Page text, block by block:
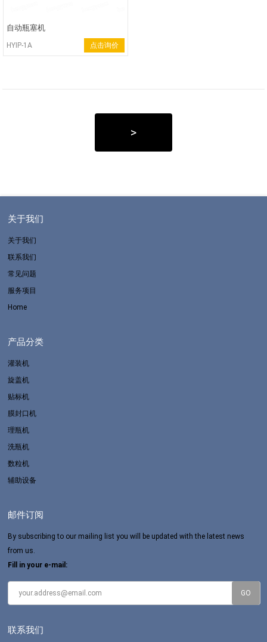
自动瓶塞机
HYIP-1A 点击询价
>
关于我们
关于我们
联系我们
常见问题
服务项目
Home
产品分类
灌装机
旋盖机
贴标机
膜封口机
理瓶机
洗瓶机
数粒机
辅助设备
邮件订阅
By subscribing to our mailing list you will be updated with the latest news
from us.
Fill in your e-mail:
联系我们